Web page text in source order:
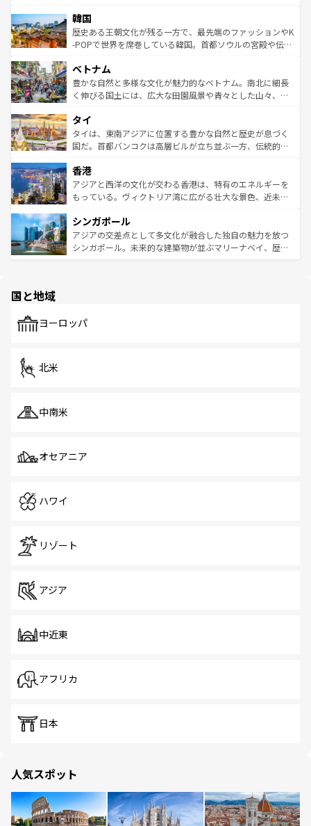
ワイを、存分に味わってほしい。 なお、新着のハワイ情報
はコンテンツ一覧を参照してほしい。
いる。アクティビティも充実しており、サーフィンやダイ
ビング、ハイキングなど、アウトドア好きにはたまらな
い。オーストラリアの多彩な魅力を存分に味わいつくそ
参照してほしい。
ン）、静ひつな山岳地帯である台湾東部など、都市の喧騒
と山間の静けさが共存しており、訪れる人に新しい発見と
驚きをもたらしてくれる。また、奥深い台湾の食文化も魅
容にもいいと評判のスイーツなど、バラエティ豊かな料理
が味わえる。 なお、新着の台湾情報は コンテンツ一覧を参
照してほしい。
韓国
歴史ある王朝文化が残る一方で、最先端のファッションやK
-POPで世界を席巻している韓国。首都ソウルの宮殿や伝統
き、地方に足を延ばせば四季折々の自然美を楽しむことが
できる。そして、キムチや焼肉、絶品のストリートフード
まで、さまざまな韓国料理が待っている。夜には、韓国な
リティに包まれながら、韓国の多彩な魅力を心ゆくまで味
わってみてほしい。 なお、新着の韓国情報はコンテンツ一
覧を参照してほしい。
ベトナム
豊かな自然と多様な文化が魅力的なベトナム。南北に細長
く伸びる国土には、広大な田園風景や青々とした山々、世
急速な発展と共に伝統が息づく。ハノイの古い町並みやホ
ーチミン市のフランス統治時代の建物も、独特の雰囲気を
醸し出している。また、バラエティの豊かさとおいしさで
とつ。フォーやバインミー、ベトナムコーヒーなどは、ぜ
ひ現地で味わいたい。どの地域を訪れてもあたたかい人々
が旅行者を迎えてくれるので、きっと忘れられない旅にな
参照してほしい。
タイ
タイは、東南アジアに位置する豊かな自然と歴史が息づく
国だ。首都バンコクは高層ビルが立ち並ぶ一方、伝統的な
の活気が交差している。北部ではチェンマイなどの山岳地
帯で自然と触れ合い、南部ではプーケットやクラビの美し
いビーチでリゾート気分を楽しむことができる。タイ料理
激する。気候は一年中温暖で、どの季節にも異なる楽しみ
が待っている。親しみやすいタイの人々、仏教を中心とし
た文化、そして多様な観光資源が、訪れる旅人を魅了し続
香港
アジアと西洋の文化が交わる香港は、特有のエネルギーを
もっている。ヴィクトリア湾に広がる壮大な景色、近未来
み、どこを訪れても感動するはず。観光スポットが密集し
ており、効率よく見どころを回れるのも魅力。息をのむよ
うな絶景から文化的な体験まで、香港を存分に楽しみ尽く
シンガポール
アジアの交差点として多文化が融合した独自の魅力を放つ
シンガポール。未来的な建築物が並ぶマリーナベイ、歴史
で、ホーカーズは地元の風情を楽しめる外せないスポット
国と地域
ヨーロッパ
北米
中南米
オセアニア
ハワイ
リゾート
アジア
中近東
アフリカ
日本
人気スポット